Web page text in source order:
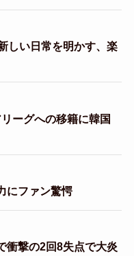
しい日常を明かす、楽
ーグへの移籍に韓国
にファン驚愕
衝撃の2回8失点で大炎